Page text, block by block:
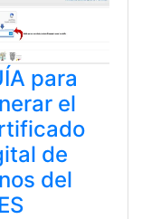
para
el
de
del